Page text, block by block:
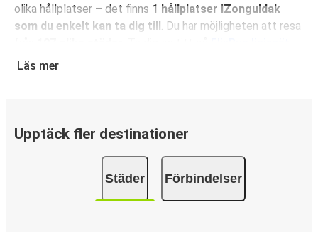
olika hållplatser – det finns 1 hållplatser iZonguldak
som du enkelt kan ta dig till . Du har möjligheten att resa
för att hitta fler förbindelser nära dig!
FlixBus ger dig en oslagbar kombination av prisvärda och
bekväma resor till och från Zonguldak. Res bekvämt med
gratis Wi-Fi och laddningsuttag vid din plats. Du kan
dessutom uppgradera din reseupplevelse genom att
reservera önskad sittplats under bokningen. I din biljett
ingår både ett handbagage och en stor resväska. Jämfört
Läs mer
Upptäck fler destinationer
Städer Förbindelser